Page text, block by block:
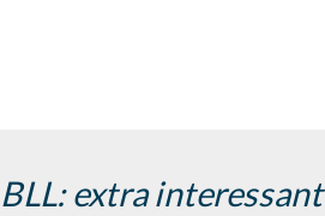
BLL: extra